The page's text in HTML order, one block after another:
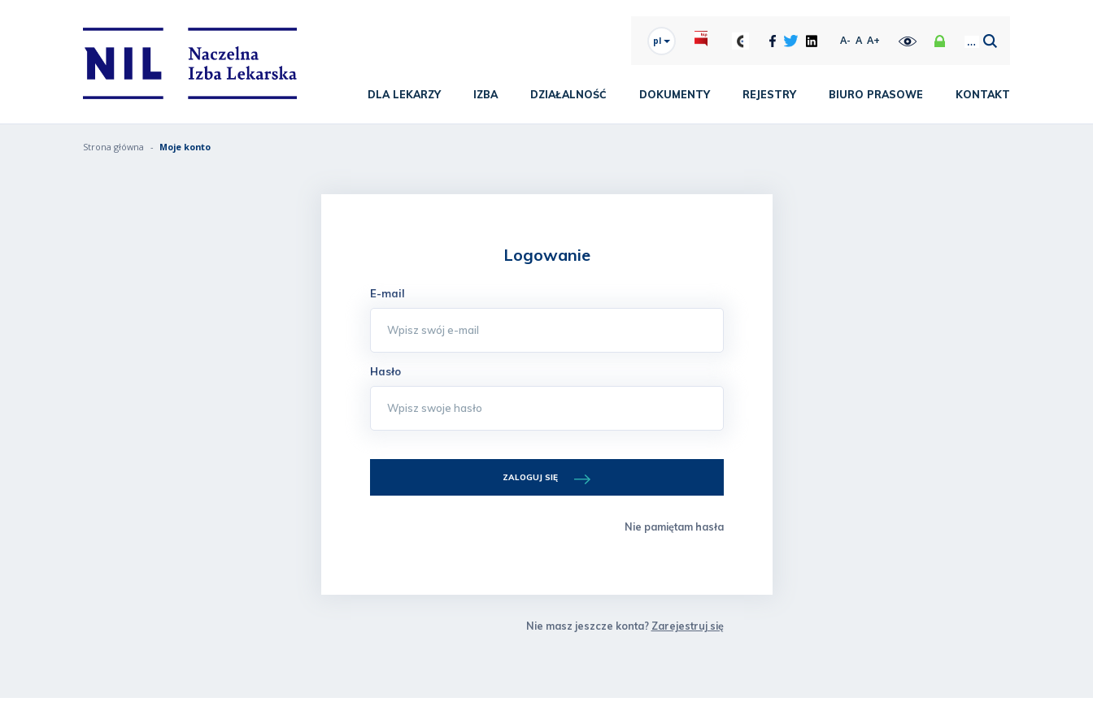
pl A- A A+
DLA LEKARZY IZBA DZIAŁALNOŚĆ DOKUMENTY REJESTRY BIURO PRASOWE KONTAKT
Strona główna Moje konto
Logowanie
E-mail
Hasło
ZALOGUJ SIĘ
Nie pamiętam hasła
Nie masz jeszcze konta? Zarejestruj się